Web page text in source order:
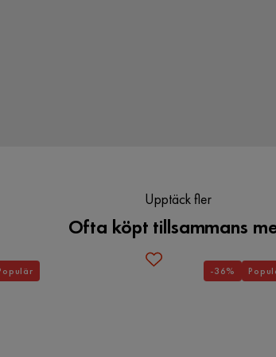
Upptäck fler
Ofta köpt tillsammans
-36%